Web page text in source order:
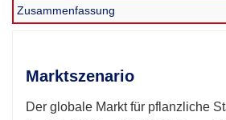
Marktszenario
Der globale Markt für pflanzliche